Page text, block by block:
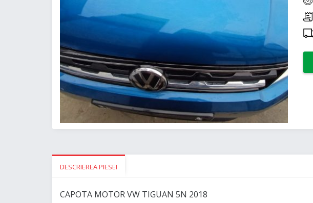
DESCRIEREA PIESEI
CAPOTA MOTOR VW TIGUAN 5N 2018